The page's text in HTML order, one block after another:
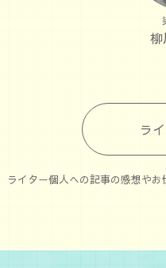
ラ
ライター個人への記事の感想やお